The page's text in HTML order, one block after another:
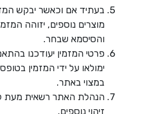
בעתיד אם וכאשר יבקש
מוצרים נוספים, יזוהה
והסיסמא שבחר.
פרטי המזמין יעודכנו
ימולאו על ידי המזמין
במצוי באתר.
הנהלת האתר רשאית מעת
זיהוי נוספים.